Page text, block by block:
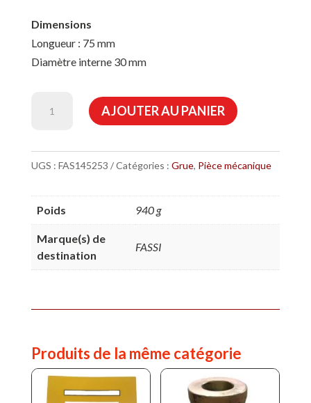
Dimensions
Longueur : 75 mm
Diamètre interne 30 mm
fassi
AJOUTER AU PANIER
UGS : FAS145253 Catégories : Grue, Pièce mécanique
Poids 940 g
Marque(s) de
destination
FASSI
Produits de la même catégorie